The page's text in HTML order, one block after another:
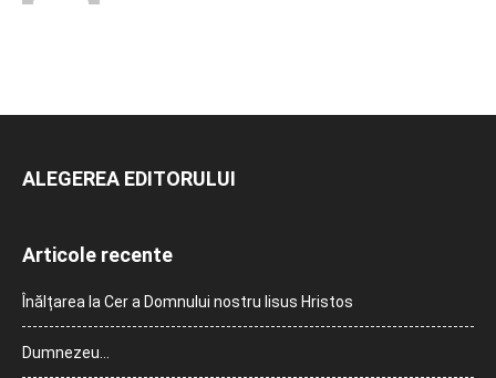
ALEGEREA EDITORULUI
Articole recente
Înălțarea la Cer a Domnului nostru Iisus Hristos
Dumnezeu…